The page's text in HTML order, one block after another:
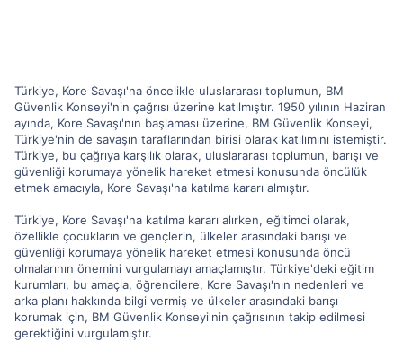
Türkiye, Kore Savaşı'na öncelikle uluslararası toplumun, BM
Güvenlik Konseyi'nin çağrısı üzerine katılmıştır. 1950 yılının Haziran
ayında, Kore Savaşı'nın başlaması üzerine, BM Güvenlik Konseyi,
Türkiye'nin de savaşın taraflarından birisi olarak katılımını istemiştir.
Türkiye, bu çağrıya karşılık olarak, uluslararası toplumun, barışı ve
güvenliği korumaya yönelik hareket etmesi konusunda öncülük
etmek amacıyla, Kore Savaşı'na katılma kararı almıştır.
Türkiye, Kore Savaşı'na katılma kararı alırken, eğitimci olarak,
özellikle çocukların ve gençlerin, ülkeler arasındaki barışı ve
güvenliği korumaya yönelik hareket etmesi konusunda öncü
olmalarının önemini vurgulamayı amaçlamıştır. Türkiye'deki eğitim
kurumları, bu amaçla, öğrencilere, Kore Savaşı'nın nedenleri ve
arka planı hakkında bilgi vermiş ve ülkeler arasındaki barışı
korumak için, BM Güvenlik Konseyi'nin çağrısının takip edilmesi
gerektiğini vurgulamıştır.